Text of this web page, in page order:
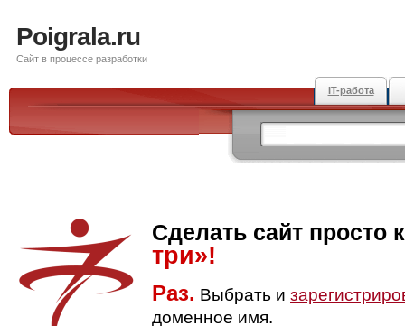
Poigrala.ru
Сайт в процессе разработки
IT-работа
Сделать сайт просто
три»!
Раз. Выбрать и
доменное имя.